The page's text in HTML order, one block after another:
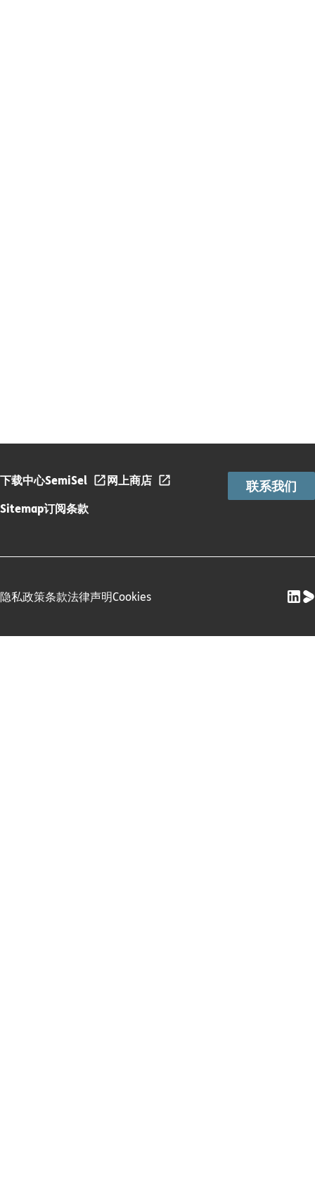
下载中心SemiSel
网上商店
Sitemap订阅条款
联系我们
隐私政策条款法律声明Cookies